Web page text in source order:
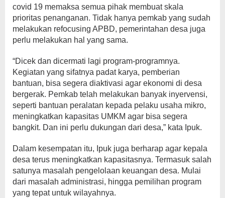
covid 19 memaksa semua pihak membuat skala
prioritas penanganan. Tidak hanya pemkab yang sudah
melakukan refocusing APBD, pemerintahan desa juga
perlu melakukan hal yang sama.
“Dicek dan dicermati lagi program-programnya.
Kegiatan yang sifatnya padat karya, pemberian
bantuan, bisa segera diaktivasi agar ekonomi di desa
bergerak. Pemkab telah melakukan banyak inyervensi,
seperti bantuan peralatan kepada pelaku usaha mikro,
meningkatkan kapasitas UMKM agar bisa segera
bangkit. Dan ini perlu dukungan dari desa,” kata Ipuk.
Dalam kesempatan itu, Ipuk juga berharap agar kepala
desa terus meningkatkan kapasitasnya. Termasuk salah
satunya masalah pengelolaan keuangan desa. Mulai
dari masalah administrasi, hingga pemilihan program
yang tepat untuk wilayahnya.